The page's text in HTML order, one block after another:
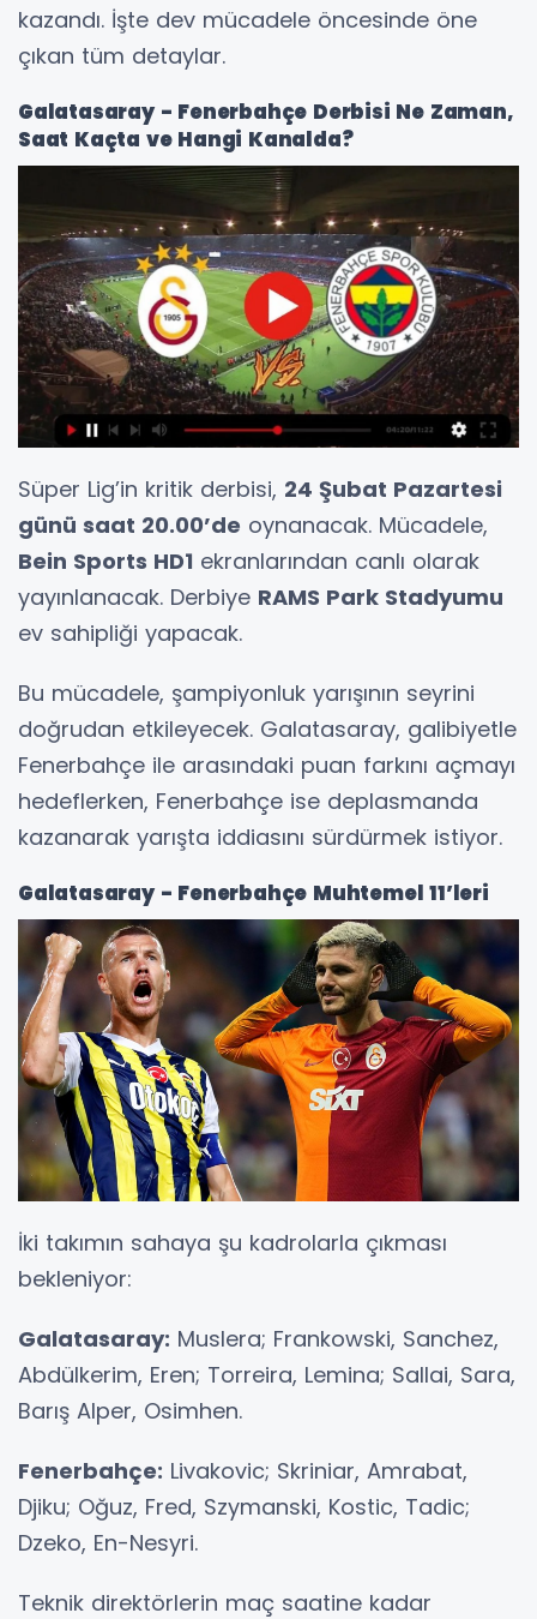
kazandı. İşte dev mücadele öncesinde öne
çıkan tüm detaylar.
Galatasaray - Fenerbahçe Derbisi Ne Zaman,
Saat Kaçta ve Hangi Kanalda?
Süper Lig’in kritik derbisi, 24 Şubat Pazartesi
günü saat 20.00’de oynanacak. Mücadele,
Bein Sports HD1 ekranlarından canlı olarak
yayınlanacak. Derbiye RAMS Park Stadyumu
ev sahipliği yapacak.
Bu mücadele, şampiyonluk yarışının seyrini
doğrudan etkileyecek. Galatasaray, galibiyetle
Fenerbahçe ile arasındaki puan farkını açmayı
hedeflerken, Fenerbahçe ise deplasmanda
kazanarak yarışta iddiasını sürdürmek istiyor.
Galatasaray - Fenerbahçe Muhtemel 11’leri
İki takımın sahaya şu kadrolarla çıkması
bekleniyor:
Galatasaray: Muslera; Frankowski, Sanchez,
Abdülkerim, Eren; Torreira, Lemina; Sallai, Sara,
Barış Alper, Osimhen.
Fenerbahçe: Livakovic; Skriniar, Amrabat,
Djiku; Oğuz, Fred, Szymanski, Kostic, Tadic;
Dzeko, En-Nesyri.
Teknik direktörlerin maç saatine kadar